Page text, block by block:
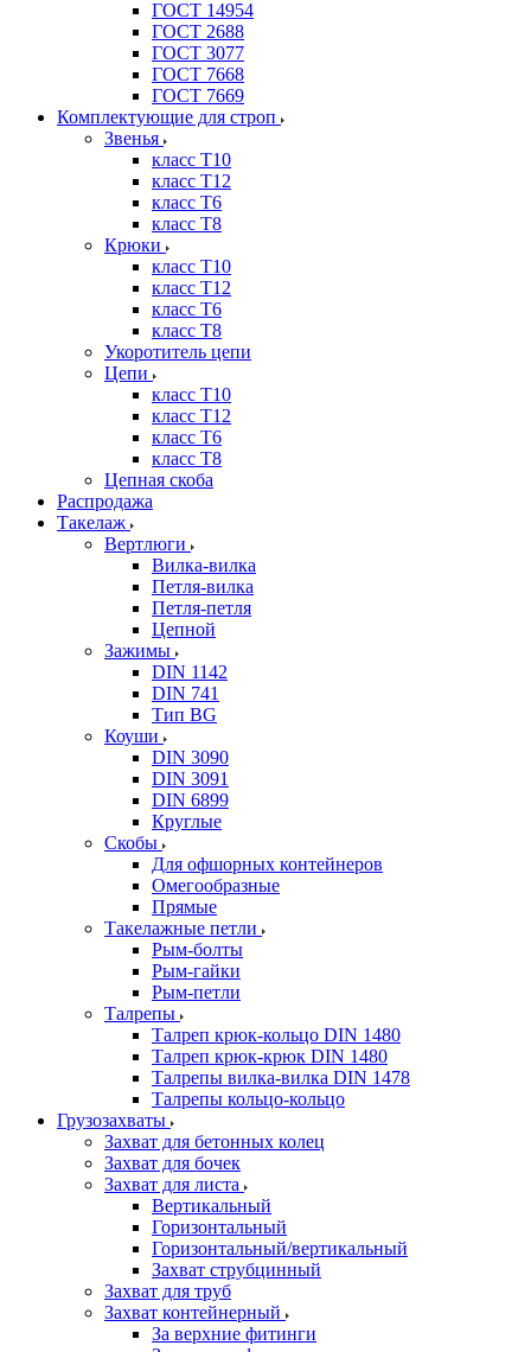
ГОСТ 14954
ГОСТ 2688
ГОСТ 3077
ГОСТ 7668
ГОСТ 7669
Комплектующие для строп
Звенья
класс Т10
класс Т12
класс Т6
класс Т8
Крюки
класс Т10
класс Т12
класс Т6
класс Т8
Укоротитель цепи
Цепи
класс Т10
класс Т12
класс Т6
класс Т8
Цепная скоба
Распродажа
Такелаж
Вертлюги
Вилка-вилка
Петля-вилка
Петля-петля
Цепной
Зажимы
DIN 1142
DIN 741
Тип BG
Коуши
DIN 3090
DIN 3091
DIN 6899
Круглые
Скобы
Для офшорных контейнеров
Омегообразные
Прямые
Такелажные петли
Рым-болты
Рым-гайки
Рым-петли
Талрепы
Талреп крюк-кольцо DIN 1480
Талреп крюк-крюк DIN 1480
Талрепы вилка-вилка DIN 1478
Талрепы кольцо-кольцо
Грузозахваты
Захват для бетонных колец
Захват для бочек
Захват для листа
Вертикальный
Горизонтальный
Горизонтальный/вертикальный
Захват струбцинный
Захват для труб
Захват контейнерный
За верхние фитинги